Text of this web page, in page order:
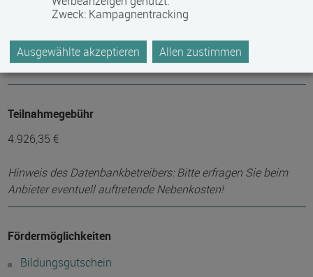
Maximale Teilnehmerzahl
20
Teilnahmegebühr
4.926,35 €
Hinweis des Datenbankbetreibers: Bitte erfragen Sie beim
Anbieter eventuell auftretende Nebenkosten!
Fördermöglichkeiten
Bildungsgutschein
Zweck: Kampagnentracking
Ausgewählte akzeptieren Allen zustimmen